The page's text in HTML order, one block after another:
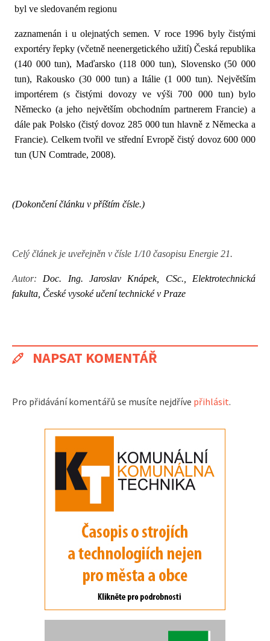
byl ve sledovaném regionu
zaznamenán i u olejnatých semen. V roce 1996 byly čistými
exportéry řepky (včetně neenergetického užití) Česká republika
(140 000 tun), Maďarsko (118 000 tun), Slovensko (50 000
tun), Rakousko (30 000 tun) a Itálie (1 000 tun). Největším
importérem (s čistými dovozy ve výši 700 000 tun) bylo
Německo (a jeho největším obchodním partnerem Francie) a
dále pak Polsko (čistý dovoz 285 000 tun hlavně z Německa a
Francie). Celkem tvořil ve střední Evropě čistý dovoz 600 000
tun (UN Comtrade, 2008).
(Dokončení článku v příštím čísle.)
Celý článek je uveřejněn v čísle 1/10 časopisu Energie 21.
Autor:Doc. Ing. Jaroslav Knápek, CSc., Elektrotechnická
fakulta, České vysoké učení technické v Praze
NAPSAT KOMENTÁŘ
Pro přidávání komentářů se musíte nejdříve přihlásit.